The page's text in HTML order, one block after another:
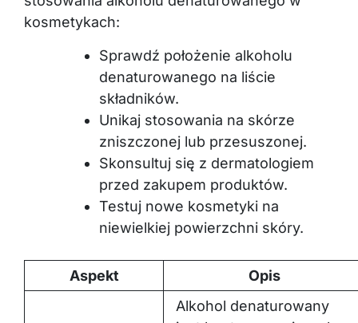
kosmetykach:
Sprawdź położenie alkoholu
denaturowanego na liście
składników.
Unikaj stosowania na skórze
zniszczonej lub przesuszonej.
Skonsultuj się z dermatologiem
przed zakupem produktów.
Testuj nowe kosmetyki na
niewielkiej powierzchni skóry.
Aspekt Opis
Alkohol denaturowany
jest kontrowersyjny, ale